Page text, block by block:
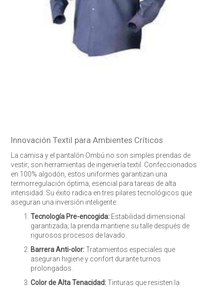
Innovación Textil para Ambientes Críticos
La camisa y el pantalón Ombú no son simples prendas de
vestir; son herramientas de ingeniería textil. Confeccionados
en 100% algodón, estos uniformes garantizan una
termorregulación óptima, esencial para tareas de alta
intensidad. Su éxito radica en tres pilares tecnológicos que
aseguran una inversión inteligente:
Tecnología Pre-encogida: Estabilidad dimensional
garantizada; la prenda mantiene su talle después de
rigurosos procesos de lavado.
Barrera Anti-olor:Tratamientos especiales que
aseguran higiene y confort durante turnos
prolongados.
Color de Alta Tenacidad:Tinturas que resisten la